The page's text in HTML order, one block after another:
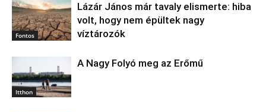
Fontos
Lázár János már tavaly elismerte: hiba
volt, hogy nem épültek nagy
víztározók
Itthon
A Nagy Folyó meg az Erőmű